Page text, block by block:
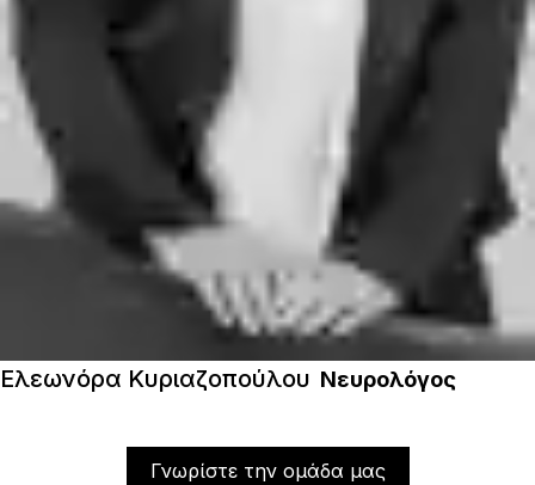
Ελεωνόρα Κυριαζοπούλου Νευρολόγος
Γνωρίστε την ομάδα μας